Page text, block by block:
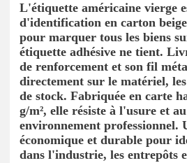
L'étiquette américaine vierge
d'identification en carton
pour marquer tous les biens
étiquette adhésive ne tient.
de renforcement et son fil
directement sur le matériel,
de stock. Fabriquée en carte
g/m², elle résiste à l'usure et
environnement professionnel.
économique et durable pour
dans l'industrie, les entrepôts